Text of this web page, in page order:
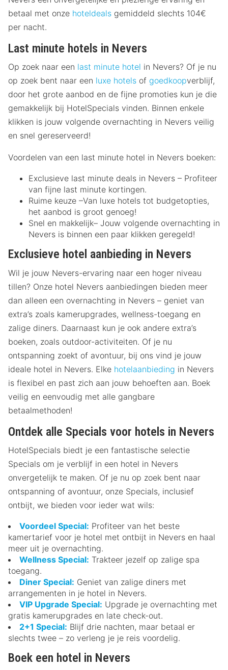
betaal met onze hoteldeals gemiddeld slechts 104€
per nacht.
Last minute hotels in Nevers
Op zoek naar een last minute hotel in Nevers? Of je nu
op zoek bent naar een luxe hotels of goedkoopverblijf,
door het grote aanbod en de fijne promoties kun je die
gemakkelijk bij HotelSpecials vinden. Binnen enkele
klikken is jouw volgende overnachting in Nevers veilig
en snel gereserveerd!
Voordelen van een last minute hotel in Nevers boeken:
Exclusieve last minute deals in Nevers – Profiteer
van fijne last minute kortingen.
Ruime keuze –Van luxe hotels tot budgetopties,
het aanbod is groot genoeg!
Snel en makkelijk– Jouw volgende overnachting in
Nevers is binnen een paar klikken geregeld!
Exclusieve hotel aanbieding in Nevers
Wil je jouw Nevers-ervaring naar een hoger niveau
tillen? Onze hotel Nevers aanbiedingen bieden meer
dan alleen een overnachting in Nevers – geniet van
extra’s zoals kamerupgrades, wellness-toegang en
zalige diners. Daarnaast kun je ook andere extra’s
boeken, zoals outdoor-activiteiten. Of je nu
ontspanning zoekt of avontuur, bij ons vind je jouw
ideale hotel in Nevers. Elke hotelaanbieding in Nevers
is flexibel en past zich aan jouw behoeften aan. Boek
veilig en eenvoudig met alle gangbare
betaalmethoden!
Ontdek alle Specials voor hotels in Nevers
HotelSpecials biedt je een fantastische selectie
Specials om je verblijf in een hotel in Nevers
onvergetelijk te maken. Of je nu op zoek bent naar
ontspanning of avontuur, onze Specials, inclusief
ontbijt, we bieden voor ieder wat wils:
Voordeel Special: Profiteer van het beste
kamertarief voor je hotel met ontbijt in Nevers en haal
meer uit je overnachting.
Wellness Special: Trakteer jezelf op zalige spa
toegang.
Diner Special: Geniet van zalige diners met
arrangementen in je hotel in Nevers.
VIP Upgrade Special: Upgrade je overnachting met
gratis kamerupgrades en late check-out.
2+1 Special: Blijf drie nachten, maar betaal er
slechts twee – zo verleng je je reis voordelig.
Boek een hotel in Nevers